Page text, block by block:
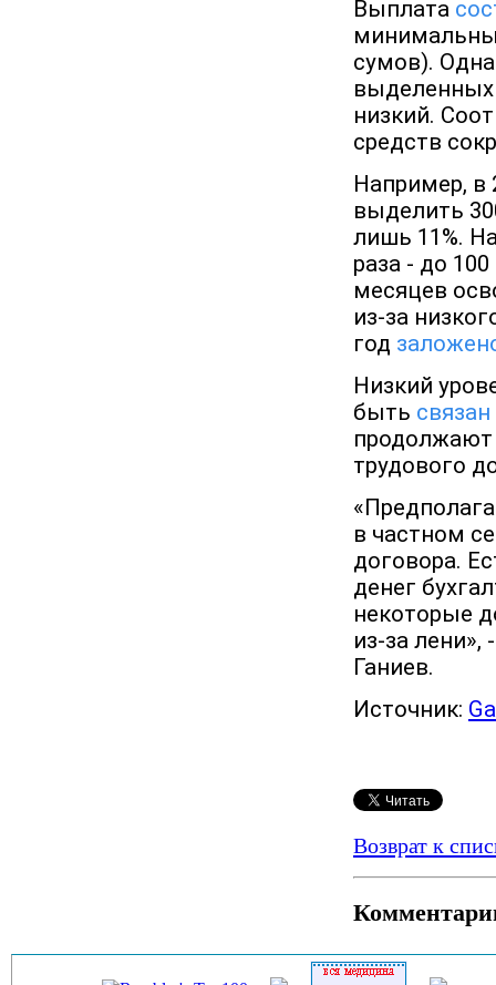
Выплата
сумов).
выделенных
низкий.
средств
Например, в
выделить
лишь 11%.
раза - до
месяцев
из-за
год
Низкий
быть связан
продолжают
трудового
в частном
договора.
денег
некоторые
из-за лени»,
Ганиев.
Источник:
Возврат к